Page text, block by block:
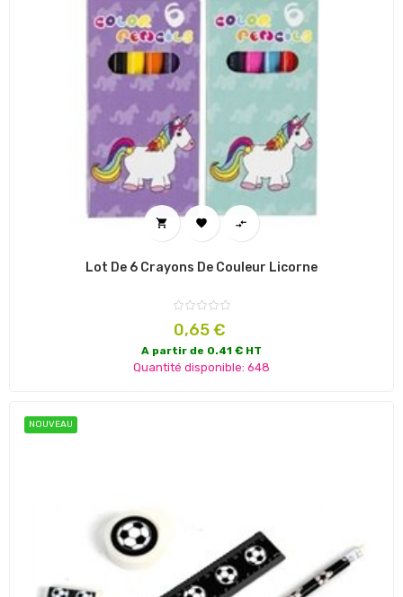
  
Lot De 6 Crayons De Couleur Licorne
Prix
0,65 €
A partir de 0.41 € HT
Quantité disponible: 648
NOUVEAU